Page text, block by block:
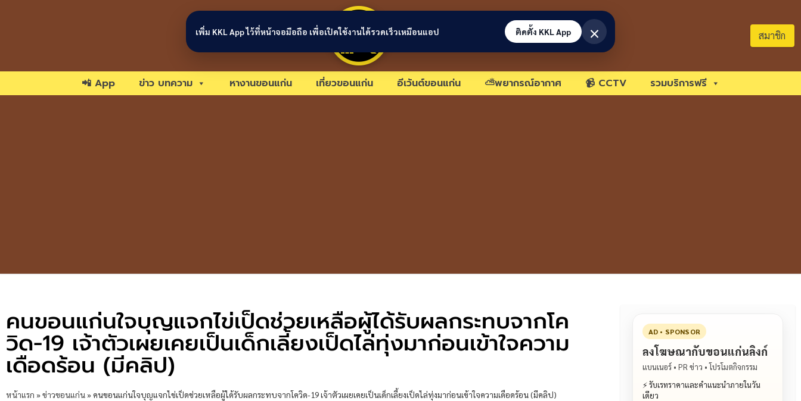
ขอนแก่นลิงก์ สมาชิก
📲 App ข่าว บทความ หางานขอนแก่น เที่ยวขอนแก่น อีเว้นต์ขอนแก่น ⛅พยากรณ์อากาศ 📹 CCTV รวมบริการฟรี
คนขอนแก่นใจบุญแจกไข่เป็ดช่วยเหลือผู้ได้รับผลกระทบจากโค
วิด-19 เจ้าตัวเผยเคยเป็นเด็กเลี้ยงเป็ดไล่ทุ่งมาก่อนเข้าใจความ
เดือดร้อน (มีคลิป)
หน้าแรก »ข่าวขอนแก่น» คนขอนแก่นใจบุญแจกไข่เป็ดช่วยเหลือผู้ได้รับผลกระทบจากโควิด-19 เจ้าตัวเผยเคยเป็นเด็กเลี้ยงเป็ดไล่ทุ่งมาก่อนเข้าใจความเดือดร้อน (มีคลิป)
AD • SPONSOR
ลงโฆษณากับขอนแก่นลิงก์
แบนเนอร์ • PR ข่าว • โปรโมตกิจกรรม
⚡ รับเรทราคาและคำแนะนำภายในวัน
เดียว
เพิ่ม KKL App ไว้ที่หน้าจอมือถือ เพื่อเปิดใช้งานได้รวดเร็วเหมือนแอป ติดตั้ง KKL App ×